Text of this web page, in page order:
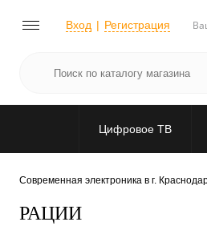
Вход Регистрация
Цифровое ТВ
Современная электроника в г.
РАЦИИ